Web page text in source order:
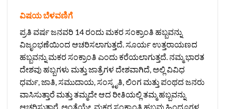
ವಿಷಯ ಬೆಳವಣಿಗೆ
ಪ್ರತಿ ವರ್ಷ ಜನವರಿ 14 ರಂದು ಮಕರ ಸಂಕ್ರಾಂತಿ ಹಬ್ಬವನ್ನು
ವಿಜೃಂಭಣೆಯಿಂದ ಆಚರಿಸಲಾಗುತ್ತದೆ. ಸೂರ್ಯ ಉತ್ತರಾಯಣದ
ಹಬ್ಬವನ್ನು ಮಕರ ಸಂಕ್ರಾಂತಿ ಎಂದು ಕರೆಯಲಾಗುತ್ತದೆ. ನಮ್ಮ ಭಾರತ
ದೇಶವು ಹಬ್ಬಗಳು ಮತ್ತು ಜಾತ್ರೆಗಳ ದೇಶವಾಗಿದೆ, ಅಲ್ಲಿ ವಿವಿಧ
ಧರ್ಮ, ಜಾತಿ, ಸಮುದಾಯ, ಸಂಸ್ಕೃತಿ, ಲಿಂಗ ಮತ್ತು ಪಂಥದ ಜನರು
ವಾಸಿಸುತ್ತಾರೆ ಮತ್ತು ತಮ್ಮದೇ ಆದ ರೀತಿಯಲ್ಲಿ ತಮ್ಮ ಹಬ್ಬವನ್ನು
ಆಚರಿಸುತ್ತಾರೆ. ಅಂತೆಯೇ, ಮಕರ ಸಂಕ್ರಾಂತಿ ಹಬ್ಬವು ಹಿಂದೂಗಳ